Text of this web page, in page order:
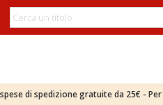
di spedizione gratuite da 25€ -